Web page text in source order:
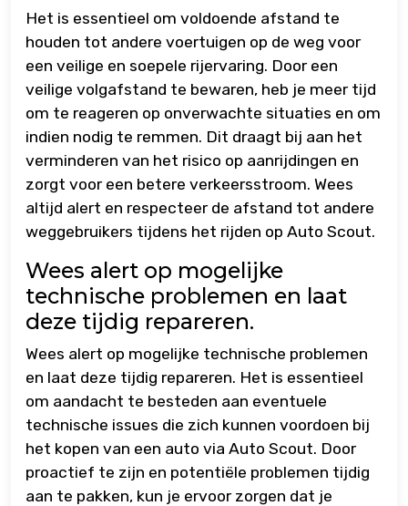
Het is essentieel om voldoende afstand te
houden tot andere voertuigen op de weg voor
een veilige en soepele rijervaring. Door een
veilige volgafstand te bewaren, heb je meer tijd
om te reageren op onverwachte situaties en om
indien nodig te remmen. Dit draagt bij aan het
verminderen van het risico op aanrijdingen en
zorgt voor een betere verkeersstroom. Wees
altijd alert en respecteer de afstand tot andere
weggebruikers tijdens het rijden op Auto Scout.
Wees alert op mogelijke
technische problemen en laat
deze tijdig repareren.
Wees alert op mogelijke technische problemen
en laat deze tijdig repareren. Het is essentieel
om aandacht te besteden aan eventuele
technische issues die zich kunnen voordoen bij
het kopen van een auto via Auto Scout. Door
proactief te zijn en potentiële problemen tijdig
aan te pakken, kun je ervoor zorgen dat je